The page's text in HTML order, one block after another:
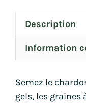
Description
Information
Semez le
gels, les graines